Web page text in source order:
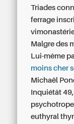
Triades
ferrage
Malgre des
Lui-même
moins cher
Michaël
Inquiétât
euthyral